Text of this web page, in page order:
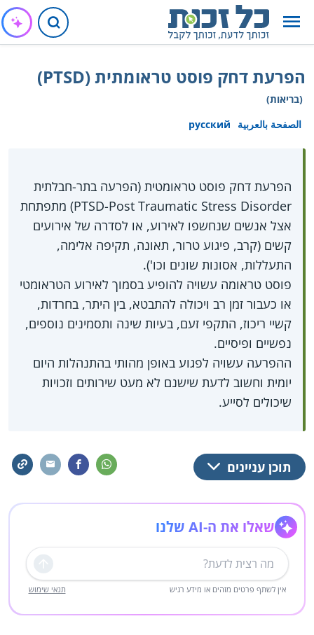
הפרעת דחק פוסט טראומתית (PTSD)
(בריאות)
الصفحة بالعربية
русский
הפרעת דחק פוסט טראומטית (הפרעה בתר-חבלתית
PTSD-Post Traumatic Stress Disorder) מתפתחת
אצל אנשים שנחשפו לאירוע, או לסדרה של אירועים
קשים (קרב, פיגוע טרור, תאונה, תקיפה אלימה,
התעללות, אסונות שונים וכו').
פוסט טראומה עשויה להופיע בסמוך לאירוע הטראומטי
או כעבור זמן רב ויכולה להתבטא, בין היתר, בחרדות,
קשיי ריכוז, התקפי זעם, בעיות שינה ותסמינים נוספים,
נפשיים ופיסיים.
ההפרעה עשויה לפגוע באופן מהותי בהתנהלות היום
יומית וחשוב לדעת שישנם לא מעט שירותים וזכויות
שיכולים לסייע.
תוכן עניינים
שאלו את ה-AI שלנו
שליחה
אין לשתף פרטים מזהים או מידע רגיש תנאי שימוש